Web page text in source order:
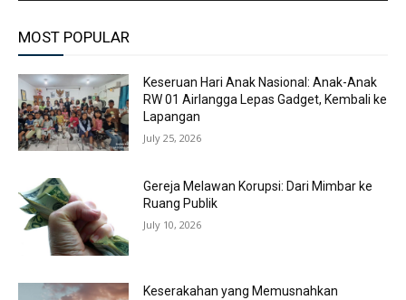
MOST POPULAR
Keseruan Hari Anak Nasional: Anak-Anak
RW 01 Airlangga Lepas Gadget, Kembali ke
Lapangan
July 25, 2026
Gereja Melawan Korupsi: Dari Mimbar ke
Ruang Publik
July 10, 2026
Keserakahan yang Memusnahkan